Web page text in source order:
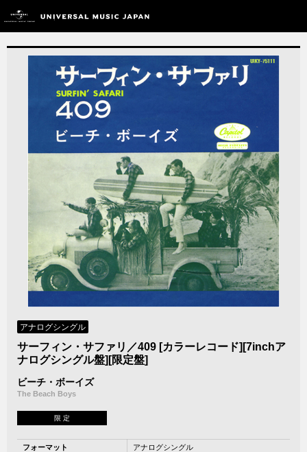
アナログシングル
サーフィン・サファリ／409 [カラーレコード][7inchア
ナログシングル盤][限定盤]
ビーチ・ボーイズ
The Beach Boys
限 定
フォーマット
アナログシングル